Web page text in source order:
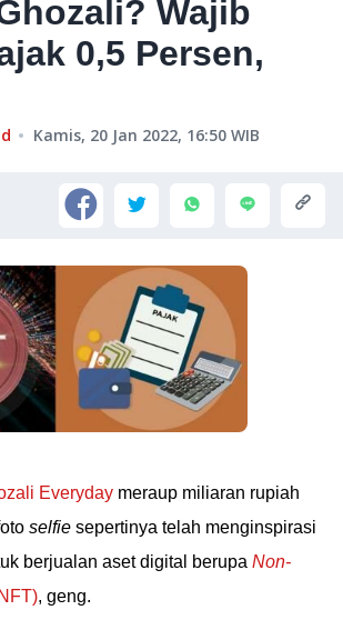
Wajib
0,5 Persen,
Kamis, 20 Jan 2022, 16:50 WIB
Everyday meraup miliaran rupiah
selfie sepertinya telah menginspirasi
berjualan aset digital berupa Non-
, geng.